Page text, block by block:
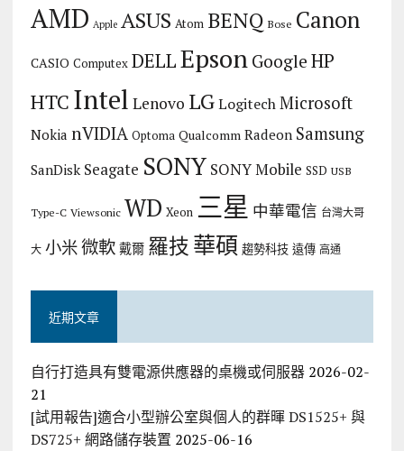
AMD Apple ASUS Atom BENQ Bose Canon
CASIO Computex DELLEpson Google HP
HTC Intel Lenovo LG Logitech Microsoft
Nokia nVIDIA Optoma Qualcomm Radeon Samsung
SanDisk Seagate SONY SONY Mobile SSD USB
Type-C Viewsonic WD Xeon 三星 中華電信 台灣大哥
大 小米微軟 戴爾 羅技華碩 趨勢科技 遠傳 高通
近期文章
自行打造具有雙電源供應器的桌機或伺服器 2026-02-
21
[試用報告]適合小型辦公室與個人的群暉 DS1525+ 與
DS725+ 網路儲存裝置 2025-06-16